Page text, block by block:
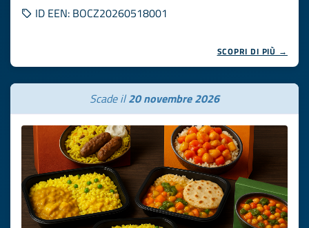
ID EEN: BOCZ20260518001
SCOPRI DI PIÙ →
Scade il20 novembre 2026